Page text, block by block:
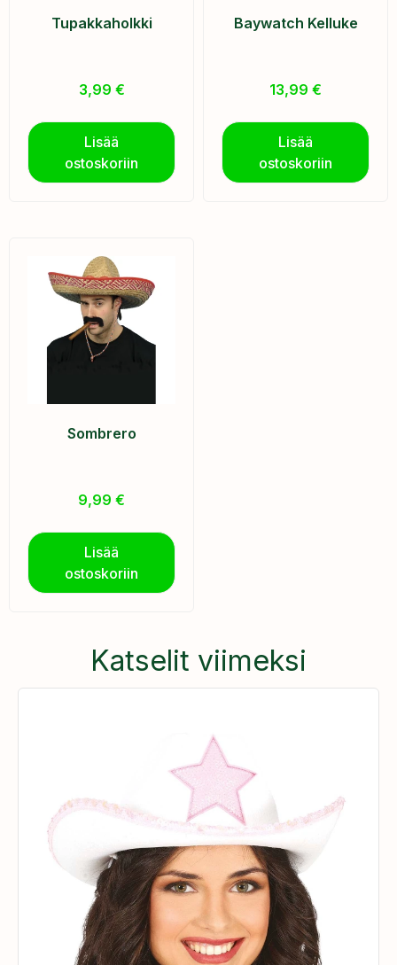
Tupakkaholkki
3,99 €
Lisää
ostoskoriin
Baywatch Kelluke
13,99 €
Lisää
ostoskoriin
Sombrero
9,99 €
Lisää
ostoskoriin
Katselit viimeksi